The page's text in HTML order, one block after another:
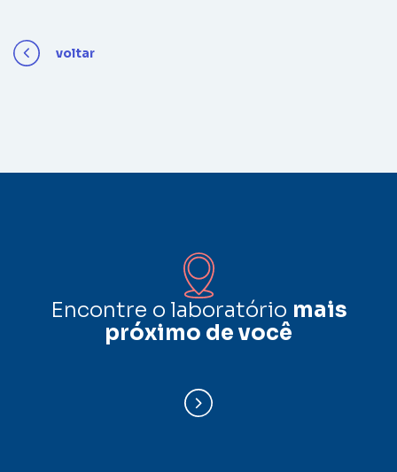
voltar
Encontre o laboratório mais
próximo de você